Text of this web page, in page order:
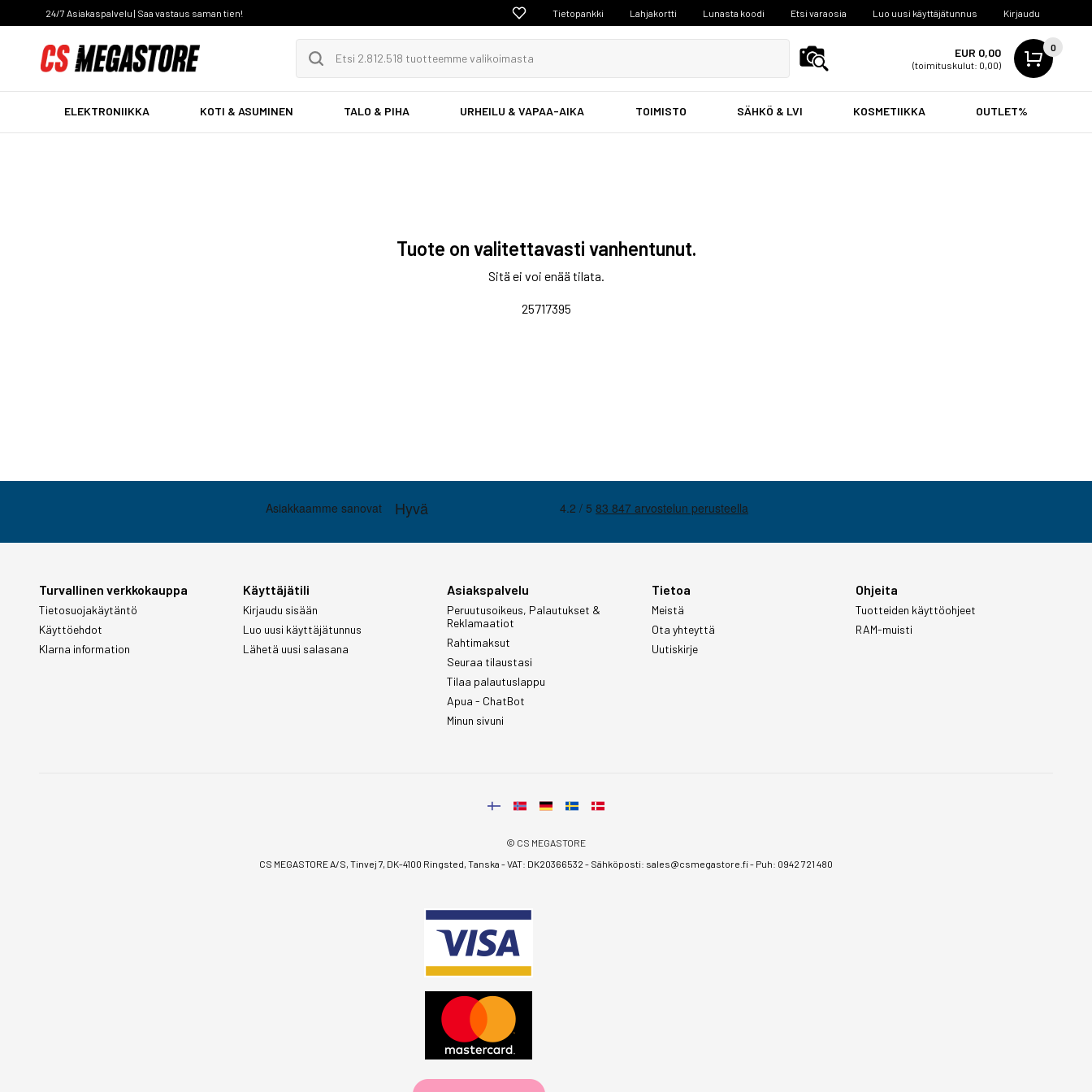
24/7 Asiakaspalvelu | Saa vastaus saman tien! Tietopankki Lahjakortti Lunasta koodi Etsi varaosia Luo uusi käyttäjätunnus Kirjaudu
EUR 0,00
(toimituskulut: 0,00)
0
ELEKTRONIIKKA KOTI & ASUMINEN TALO & PIHA URHEILU & VAPAA-AIKA TOIMISTO SÄHKÖ & LVI KOSMETIIKKA OUTLET%
Tuote on valitettavasti vanhentunut.
Sitä ei voi enää tilata.
25717395
Turvallinen verkkokauppa
Tietosuojakäytäntö
Käyttöehdot
Klarna information
Käyttäjätili
Kirjaudu sisään
Luo uusi käyttäjätunnus
Lähetä uusi salasana
Asiakspalvelu
Peruutusoikeus, Palautukset &
Reklamaatiot
Rahtimaksut
Seuraa tilaustasi
Tilaa palautuslappu
Apua - ChatBot
Minun sivuni
Tietoa
Meistä
Ota yhteyttä
Uutiskirje
Ohjeita
Tuotteiden käyttöohjeet
RAM-muisti
© CS MEGASTORE
CS MEGASTORE A/S, Tinvej 7, DK-4100 Ringsted, Tanska - VAT: DK20366532 - Sähköposti: sales@csmegastore.fi- Puh: 0942 721 480